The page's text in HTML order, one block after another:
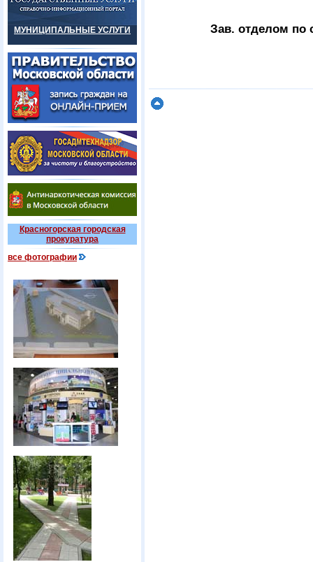
МУНИЦИПАЛЬНЫЕ УСЛУГИ
Красногорская городская
прокуратура
все фотографии
Зав. отделом по